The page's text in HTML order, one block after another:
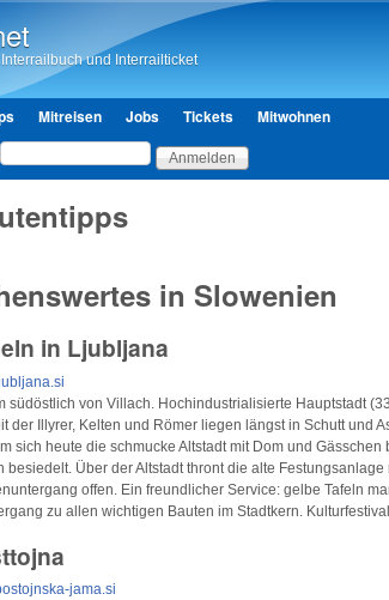
und Interrailticket
Mitreisen Jobs Tickets Mitwohnen
in Slowenien
in Ljubljana
südöstlich von Villach. Hochindustrialisierte Hauptstadt
der Illyrer, Kelten und Römer liegen längst in Schutt und
sich heute die schmucke Altstadt mit Dom und Gässchen
besiedelt. Über der Altstadt thront die alte
offen. Ein freundlicher Service: gelbe Tafeln
zu allen wichtigen Bauten im Stadtkern.
jama.si